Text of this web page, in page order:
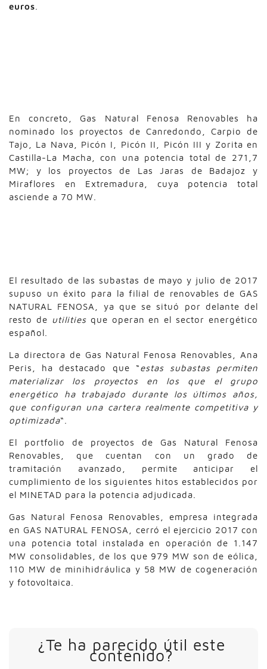
euros
En concreto, Gas Natural Fenosa Renovables ha
nominado los proyectos de Canredondo, Carpio de
Tajo, La Nava, Picón I, Picón II, Picón III y Zorita en
Castilla-La Macha, con una potencia total de 271,7
MW; y los proyectos de Las Jaras de Badajoz y
Miraflores en Extremadura, cuya potencia total
asciende a 70 MW.
El resultado de las subastas de mayo y julio de 2017
supuso un éxito para la filial de renovables de GAS
NATURAL FENOSA, ya que se situó por delante del
resto de utilitiesque operan en el sector energético
español.
La directora de Gas Natural Fenosa Renovables, Ana
Peris, ha destacado que “estas subastas permiten
materializar los proyectos en los que el grupo
energético ha trabajado durante los últimos años,
que configuran una cartera realmente competitiva y
optimizada“.
El portfolio de proyectos de Gas Natural Fenosa
Renovables, que cuentan con un grado de
tramitación avanzado, permite anticipar el
cumplimiento de los siguientes hitos establecidos por
el MINETAD para la potencia adjudicada.
Gas Natural Fenosa Renovables, empresa integrada
en GAS NATURAL FENOSA, cerró el ejercicio 2017 con
una potencia total instalada en operación de 1.147
MW consolidables, de los que 979 MW son de eólica,
110 MW de minihidráulica y 58 MW de cogeneración
y fotovoltaica.
¿Te ha parecido útil este
contenido?